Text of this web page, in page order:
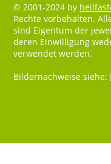
© 2001-2024 by
Rechte vorbehalten.
sind Eigentum der
deren Einwilligung
verwendet werden.
Bildernachweise siehe: